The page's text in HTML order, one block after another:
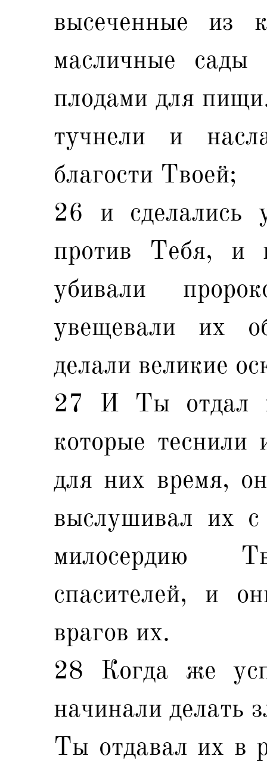
высеченные из
масличные
плодами для
тучнели и
благости Твоей;
26 и сделались
против Тебя, и
убивали
увещевали их
делали великие
27 И Ты отдал
которые
для них время,
выслушивал их
милосердию
спасителей, и
врагов их.
28 Когда же
начинали делать
Ты отдавал их в